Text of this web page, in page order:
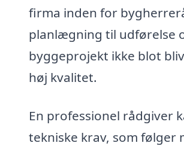
firma inden for
planlægning til udførelse
byggeprojekt ikke blot
høj kvalitet.
En professionel rådgiver
tekniske krav, som følger